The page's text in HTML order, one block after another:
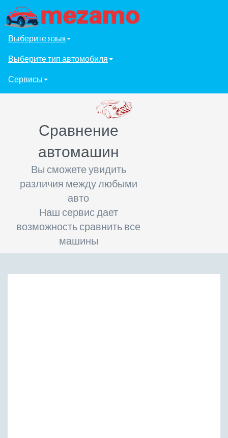
Выберите язык
Выберите тип автомобиля
Сервисы
Сравнение
автомашин
Вы сможете увидить
различия между любыми
авто
Наш сервис дает
возможность сравнить все
машины